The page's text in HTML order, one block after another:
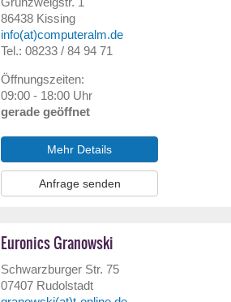
86438 Kissing
info(at)computeralm.de
Tel.: 08233 / 84 94 71
Öffnungszeiten:
09:00 - 18:00 Uhr
gerade geöffnet
Mehr Details
Anfrage senden
Euronics Granowski
Schwarzburger Str. 75
07407 Rudolstadt